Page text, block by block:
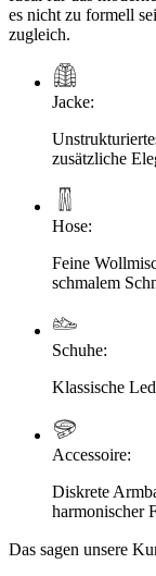
es nicht zu formell
zugleich.
Jacke:
zusätzliche
Hose:
Feine
schmalem
Schuhe:
Klassische
Accessoire:
Diskrete
harmonischer
Das sagen unsere